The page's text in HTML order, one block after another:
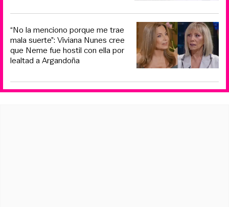
“No la menciono porque me trae
mala suerte”: Viviana Nunes cree
que Neme fue hostil con ella por
lealtad a Argandoña